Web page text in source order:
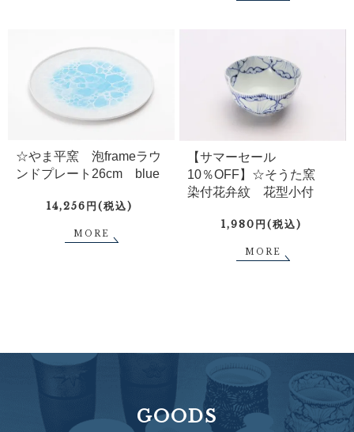
☆やま平窯 泡frameラウ
ンドプレート26cm blue
14,256円(税込)
MORE
【サマーセール
10％OFF】☆そうた窯
染付花弁紋 花型小付
1,980円(税込)
MORE
GOODS